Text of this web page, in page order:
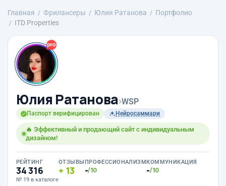
Главная Фрилансеры Юлия Ратанова
Портфолио
ITD Properties
Юлия Ратанова›WSP
Паспорт верифицирован Нейросаммари
🔥 Эффективный и продающий сайт с индивидуальным
дизайном!
РЕЙТИНГ
34 316
№ 19 в каталоге
ОТЗЫВЫ
13
ПРОФЕССИОНАЛИЗМ
-/10
КОММУНИКАЦИЯ
-/10